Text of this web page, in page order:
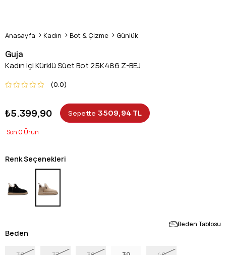
Anasayfa Kadın Bot & Çizme Günlük
Guja
Kadın İçi Kürklü Süet Bot 25K486 Z-BEJ
0.0
₺5.399,90 Sepette 3509,94 TL
0
Renk Seçenekleri
Beden Tablosu
Beden